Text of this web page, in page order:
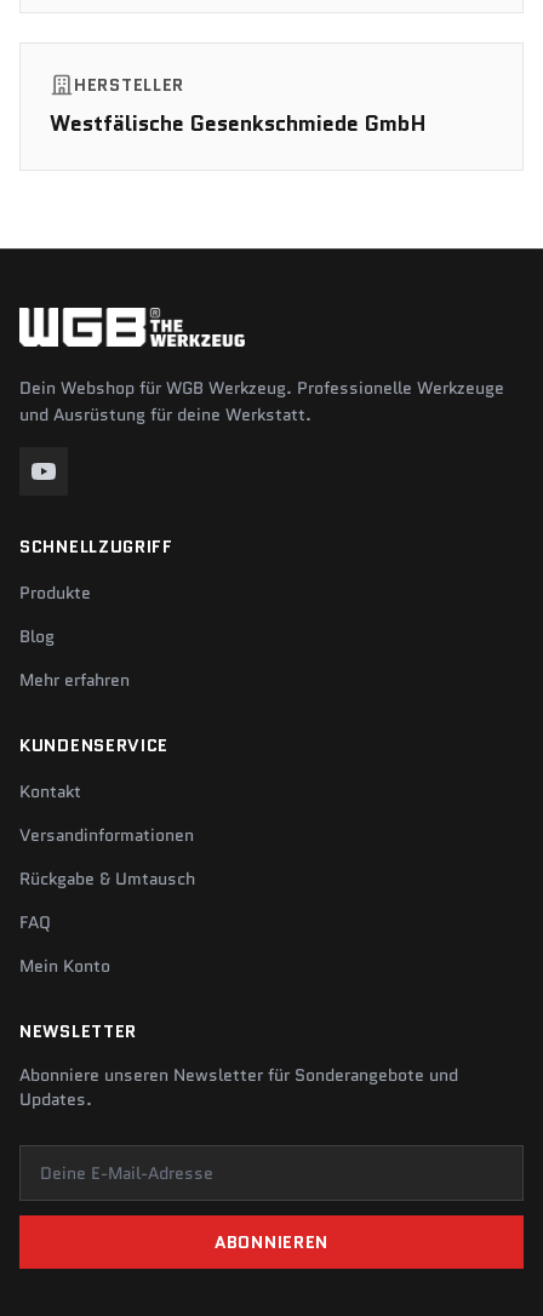
HERSTELLER
Westfälische Gesenkschmiede GmbH
Dein Webshop für WGB Werkzeug. Professionelle Werkzeuge
und Ausrüstung für deine Werkstatt.
SCHNELLZUGRIFF
Produkte
Blog
Mehr erfahren
KUNDENSERVICE
Kontakt
Versandinformationen
Rückgabe & Umtausch
FAQ
Mein Konto
NEWSLETTER
Abonniere unseren Newsletter für Sonderangebote und
Updates.
Deine E-Mail-Adresse
ABONNIEREN